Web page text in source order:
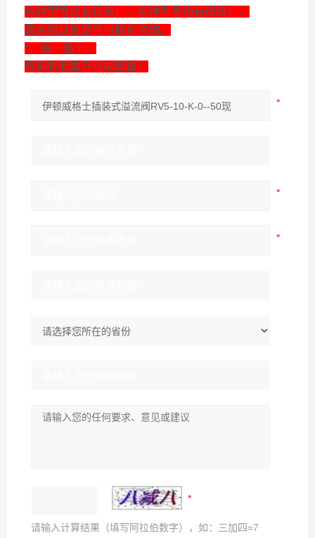
各种型号均有现货！、各种型号均有现货！、
需采购其他型号可联系咨询。
*，假一赔十，
欢迎新老客户共同监督！
请输入计算结果（填写阿拉伯数字），如：三加四=7